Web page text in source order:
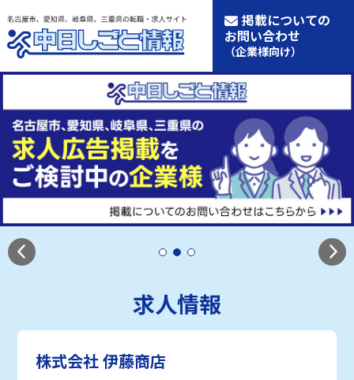
掲載についての
お問い合わせ
（企業様向け）
求人情報
株式会社 伊藤商店